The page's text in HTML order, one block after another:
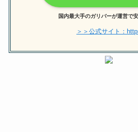
国内最大手のガリバーが運営で
＞＞公式サイト：